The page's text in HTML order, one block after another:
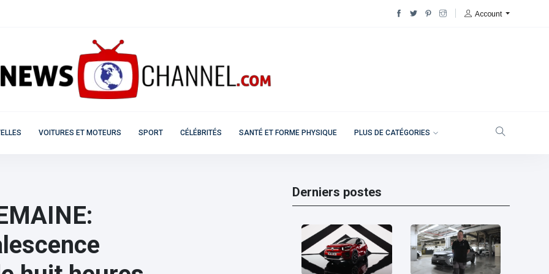
Account
VOITURES ET MOTEURS SPORT CÉLÉBRITÉS SANTÉ ET FORME PHYSIQUE PLUS DE CATÉGORIES
Derniers postes